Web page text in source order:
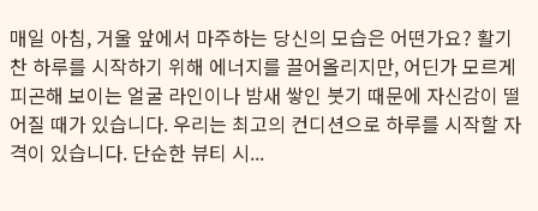
매일 아침, 거울 앞에서 마주하는 당신의 모습은 어떤가요? 활기
찬 하루를 시작하기 위해 에너지를 끌어올리지만, 어딘가 모르게
피곤해 보이는 얼굴 라인이나 밤새 쌓인 붓기 때문에 자신감이 떨
어질 때가 있습니다. 우리는 최고의 컨디션으로 하루를 시작할 자
격이 있습니다. 단순한 뷰티 시...